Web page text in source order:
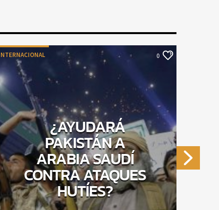
0
¿AYUDARÁ
PAKISTÁN A
ARABIA SAUDÍ
CONTRA ATAQUES
HUTÍES?